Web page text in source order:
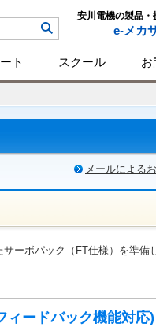
安川電機の製品・
e-メカ
ト スクール お
メールによる
ーボパック（FT仕様）を準備
ィードバック機能対応)